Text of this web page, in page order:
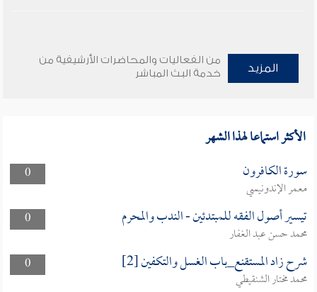
المزيد
من الفعاليات والمحاضرات الأرشيفية من
خدمة البث المباشر
الأكثر استماعا لهذا الشهر
0 سورة الكافرون
معمر الإندونيسي
0
تيسير أصول الفقه للمبتدئين - الندب والمحرم
محمد حسن عبد الغفار
0
شرح زاد المستقنع_باب الغسل والتكفين [2]
محمد مختار الشنقيطي